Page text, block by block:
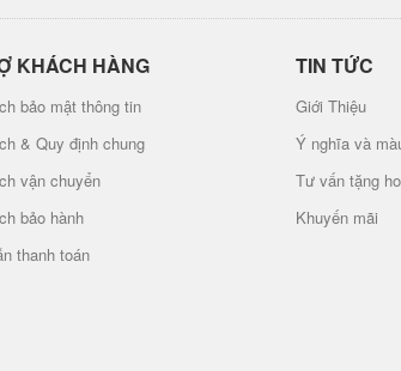
KHÁCH HÀNG
bảo mật thông tin
& Quy định chung
vận chuyển
bảo hành
thanh toán
TIN TỨC
Giới Thiệu
Ý nghĩa và
Tư vấn tặng
Khuyến mãi